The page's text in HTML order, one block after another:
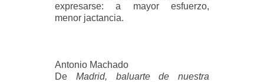
expresarse: a mayor esfuerzo,
menor jactancia.
Antonio Machado
De
Madrid, baluarte de nuestra